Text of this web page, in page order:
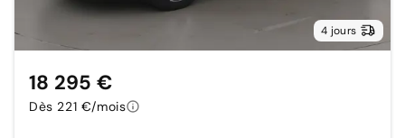
4 jours
18 295 €
Dès 221 €/mois